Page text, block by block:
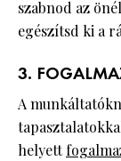
szabnod az
egészítsd ki a
3.
A
helyett